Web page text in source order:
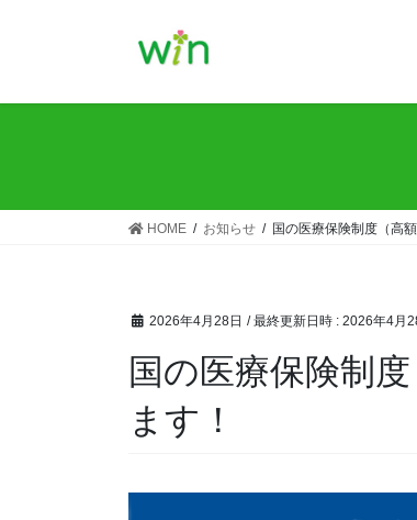
HOME お知らせ 国の医療保険制度（高
2026年4月28日 / 最終更新日時 : 2026年4月
国の医療保険制
ます！